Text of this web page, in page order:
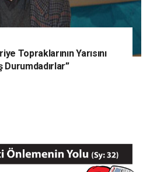
Topraklarının Yarısını
Durumdadırlar”